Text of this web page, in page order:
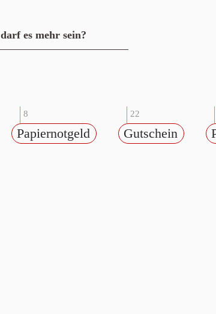
darf es mehr sein?
8
Papiernotgeld
22
Gutschein